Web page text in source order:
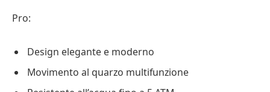
Pro:
Design elegante e moderno
Movimento al quarzo multifunzione